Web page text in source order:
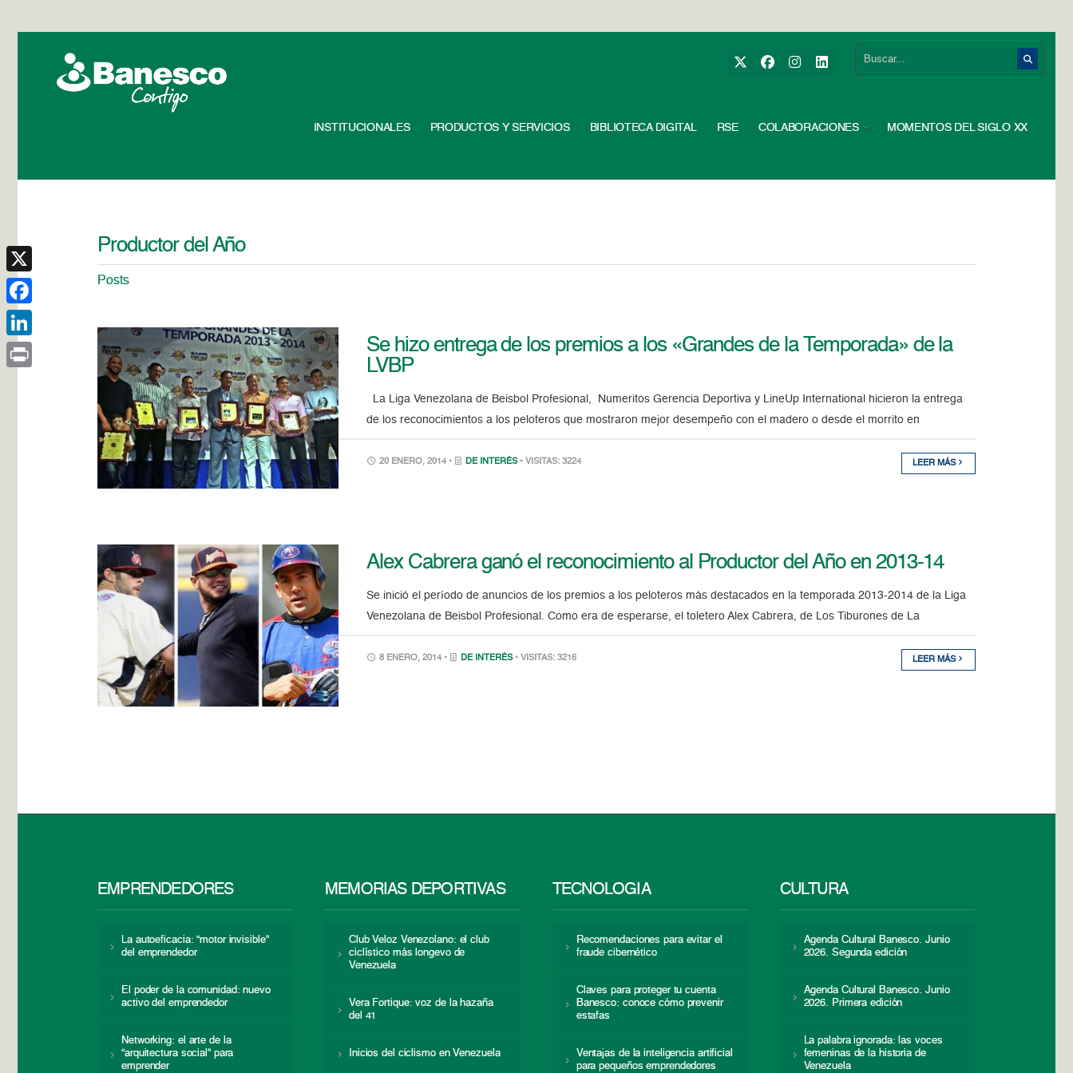
INSTITUCIONALES PRODUCTOS Y SERVICIOS BIBLIOTECA DIGITAL RSE COLABORACIONES MOMENTOS DEL SIGLO XX
Productor del Año
Posts
Se hizo entrega de los premios a los «Grandes de la Temporada» de la
LVBP
La Liga Venezolana de Beisbol Profesional, Numeritos Gerencia Deportiva y LineUp International hicieron la entrega
de los reconocimientos a los peloteros que mostraron mejor desempeño con el madero o desde el morrito en
20 ENERO, 2014 • DE INTERÉS • VISITAS: 3224 LEER MÁS
Alex Cabrera ganó el reconocimiento al Productor del Año en 2013-14
Se inició el período de anuncios de los premios a los peloteros más destacados en la temporada 2013-2014 de la Liga
Venezolana de Beisbol Profesional. Como era de esperarse, el toletero Alex Cabrera, de Los Tiburones de La
8 ENERO, 2014 • DE INTERÉS • VISITAS: 3216 LEER MÁS
EMPRENDEDORES
La autoeficacia: “motor invisible”
del emprendedor
El poder de la comunidad: nuevo
activo del emprendedor
Networking: el arte de la
“arquitectura social” para
emprender
MEMORIAS DEPORTIVAS
Club Veloz Venezolano: el club
ciclístico más longevo de
Venezuela
Vera Fortique: voz de la hazaña
del 41
Inicios del ciclismo en Venezuela
TECNOLOGÍA
Recomendaciones para evitar el
fraude cibernético
Claves para proteger tu cuenta
Banesco: conoce cómo prevenir
estafas
Ventajas de la inteligencia artificial
para pequeños emprendedores
CULTURA
Agenda Cultural Banesco. Junio
2026. Segunda edición
Agenda Cultural Banesco. Junio
2026. Primera edición
La palabra ignorada: las voces
femeninas de la historia de
Venezuela
X
Facebook
LinkedIn